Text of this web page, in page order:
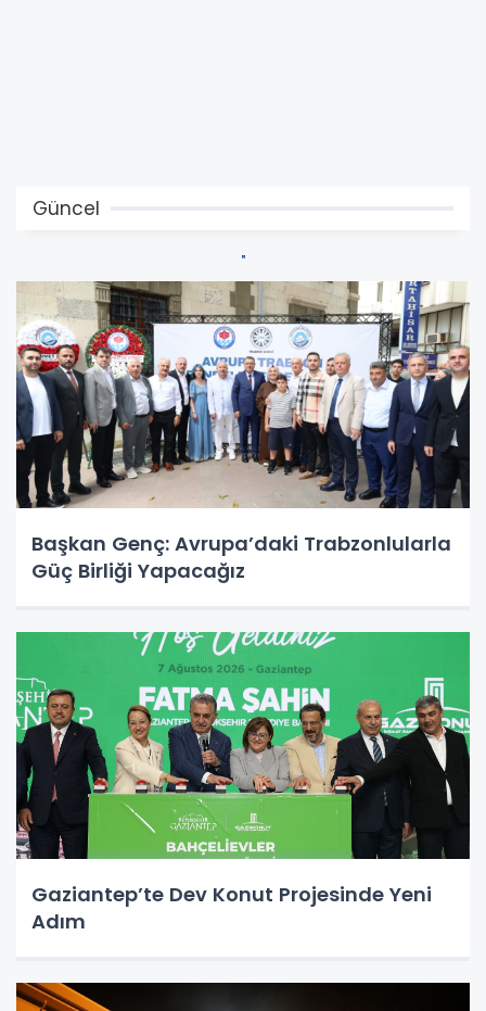
Güncel
Başkan Genç: Avrupa’daki Trabzonlularla
Güç Birliği Yapacağız
Gaziantep’te Dev Konut Projesinde Yeni
Adım